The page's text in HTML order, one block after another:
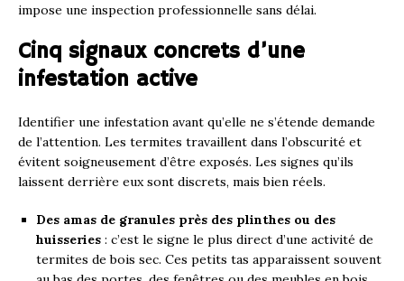
impose une inspection professionnelle sans délai.
Cinq signaux concrets d’une
infestation active
Identifier une infestation avant qu’elle ne s’étende demande
de l’attention. Les termites travaillent dans l’obscurité et
évitent soigneusement d’être exposés. Les signes qu’ils
laissent derrière eux sont discrets, mais bien réels.
Des amas de granules près des plinthes ou des
huisseries : c’est le signe le plus direct d’une activité de
termites de bois sec. Ces petits tas apparaissent souvent